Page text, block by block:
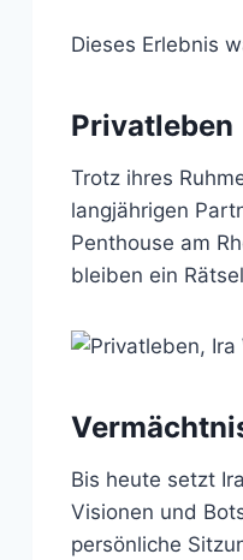
Dieses Erlebnis
Privatleben
Trotz ihres
langjährigen
Penthouse am
bleiben ein
Bis heute setzt
Visionen und
persönliche